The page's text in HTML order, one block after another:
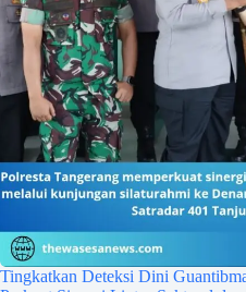
Tingkatkan Deteksi Dini